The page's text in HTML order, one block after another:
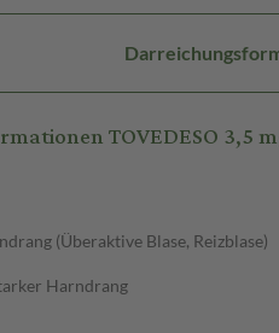
TOVEDESO 3,5
(Überaktive Blase, Reizblase)
Harndrang